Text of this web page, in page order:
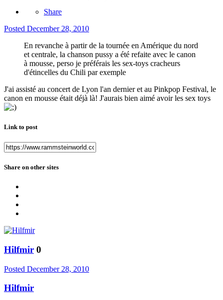
Share
Posted December 28, 2010
En revanche à partir de la tournée en Amérique du nord
et centrale, la chanson pussy a été refaite avec le canon
à mousse, perso je préférais les sex-toys cracheurs
d'étincelles du Chili par exemple
J'ai assisté au concert de Lyon l'an dernier et au Pinkpop Festival, le
canon en mousse était déjà là! J'aurais bien aimé avoir les sex toys
Link to post
Share on other sites
Hilfmir 0
Posted December 28, 2010
Hilfmir